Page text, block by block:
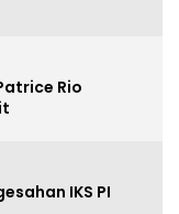
Rio
IKS PI